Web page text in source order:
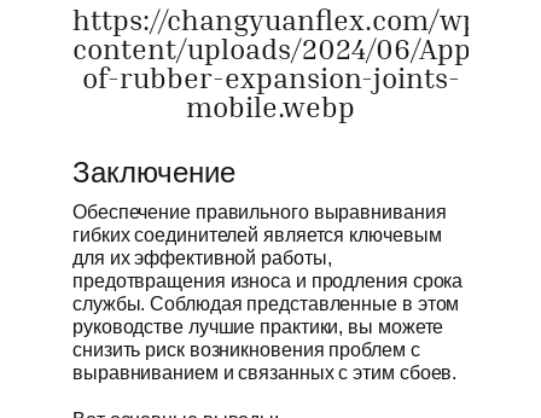
https://changyuanflex.com/wp-
content/uploads/2024/06/
of-rubber-expansion-joints-
mobile.webp
Заключение
Обеспечение правильного выравнивания
гибких соединителей является ключевым
для их эффективной работы,
предотвращения износа и продления срока
службы. Соблюдая представленные в этом
руководстве лучшие практики, вы можете
снизить риск возникновения проблем с
выравниванием и связанных с этим сбоев.